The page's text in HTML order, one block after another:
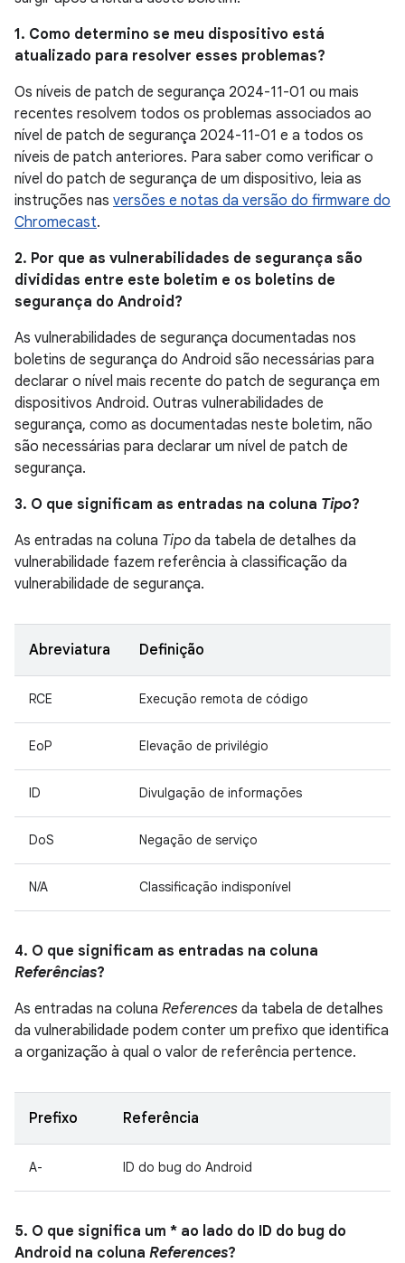
1. Como determino se meu dispositivo está
atualizado para resolver esses problemas?
Os níveis de patch de segurança 2024-11-01 ou mais
recentes resolvem todos os problemas associados ao
nível de patch de segurança 2024-11-01 e a todos os
níveis de patch anteriores. Para saber como verificar o
nível do patch de segurança de um dispositivo, leia as
instruções nas versões e notas da versão do firmware do
Chromecast.
2. Por que as vulnerabilidades de segurança são
divididas entre este boletim e os boletins de
segurança do Android?
As vulnerabilidades de segurança documentadas nos
boletins de segurança do Android são necessárias para
declarar o nível mais recente do patch de segurança em
dispositivos Android. Outras vulnerabilidades de
segurança, como as documentadas neste boletim, não
são necessárias para declarar um nível de patch de
segurança.
3. O que significam as entradas na coluna Tipo?
As entradas na coluna Tipo da tabela de detalhes da
vulnerabilidade fazem referência à classificação da
vulnerabilidade de segurança.
Abreviatura Definição
RCE Execução remota de código
EoP Elevação de privilégio
ID Divulgação de informações
DoS Negação de serviço
N/A Classificação indisponível
4. O que significam as entradas na coluna
Referências?
As entradas na coluna References da tabela de detalhes
da vulnerabilidade podem conter um prefixo que identifica
a organização à qual o valor de referência pertence.
Prefixo Referência
A- ID do bug do Android
5. O que significa um * ao lado do ID do bug do
Android na coluna References?